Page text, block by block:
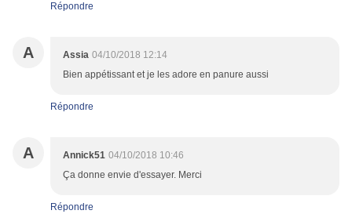
Répondre
A Assia 04/10/2018 12:14
Bien appétissant et je les adore en panure aussi
Répondre
A Annick51 04/10/2018 10:46
Ça donne envie d'essayer. Merci
Répondre